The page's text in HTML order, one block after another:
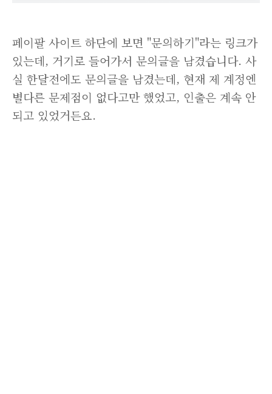
페이팔 사이트 하단에 보면 "문의하기"라는 링크가
있는데, 거기로 들어가서 문의글을 남겼습니다. 사
실 한달전에도 문의글을 남겼는데, 현재 제 계정엔
별다른 문제점이 없다고만 했었고, 인출은 계속 안
되고 있었거든요.